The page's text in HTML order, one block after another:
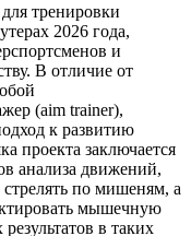
тренировки
2026 года,
и
В отличие от
(aim trainer),
к развитию
проекта заключается
анализа движений,
по мишеням, а
мышечную
в таких